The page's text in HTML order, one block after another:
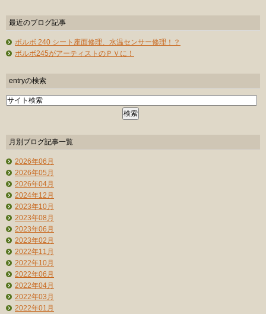
最近のブログ記事
ボルボ 240 シート座面修理、水温センサー修理！？
ボルボ245がアーティストのＰＶに！
entryの検索
月別ブログ記事一覧
2026年06月
2026年05月
2026年04月
2024年12月
2023年10月
2023年08月
2023年06月
2023年02月
2022年11月
2022年10月
2022年06月
2022年04月
2022年03月
2022年01月